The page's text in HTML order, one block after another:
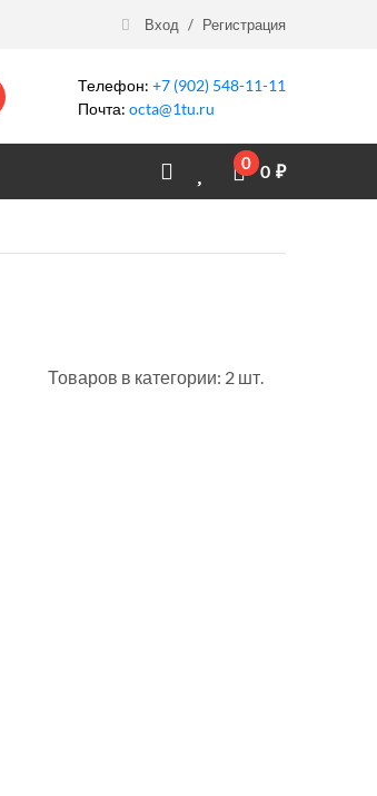
Вход / Регистрация
Телефон: +7 (902) 548-11-11
Почта: octa@1tu.ru
0 0 ₽
Товаров в категории: 2 шт.